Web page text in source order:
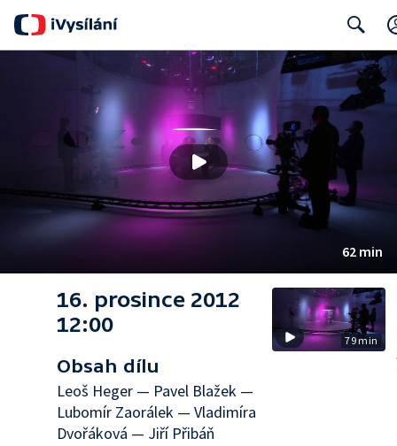
Search
62 min
16. prosince 2012
12:00
Obsah dílu
Leoš Heger — Pavel Blažek —
Lubomír Zaorálek — Vladimíra
Dvořáková — Jiří Přibáň
79 min